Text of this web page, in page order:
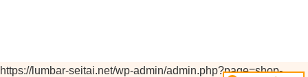
https://lumbar-seitai.net/wp-admin/admin.php?page=shop-